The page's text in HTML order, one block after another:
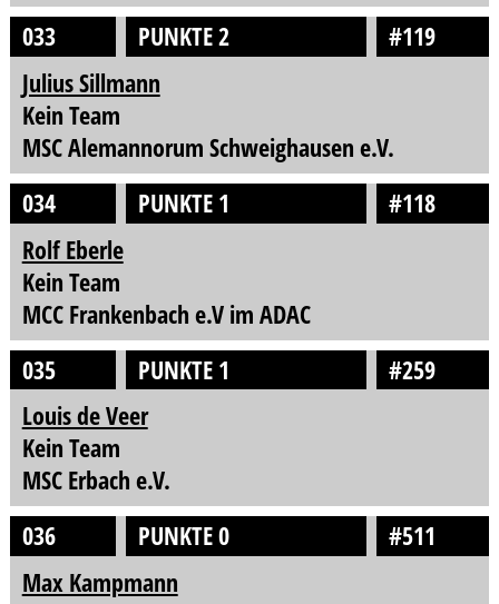
033
PUNKTE 2
#119
Julius Sillmann
Kein Team
MSC Alemannorum Schweighausen e.V.
034
PUNKTE 1
#118
Rolf Eberle
Kein Team
MCC Frankenbach e.V im ADAC
035
PUNKTE 1
#259
Louis de Veer
Kein Team
MSC Erbach e.V.
036
PUNKTE 0
#511
Max Kampmann